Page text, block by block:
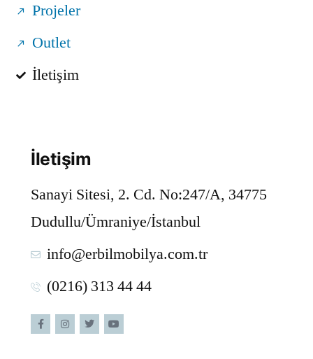
Projeler
Outlet
İletişim
İletişim
Sanayi Sitesi, 2. Cd. No:247/A, 34775
Dudullu/Ümraniye/İstanbul
info@erbilmobilya.com.tr
(0216) 313 44 44